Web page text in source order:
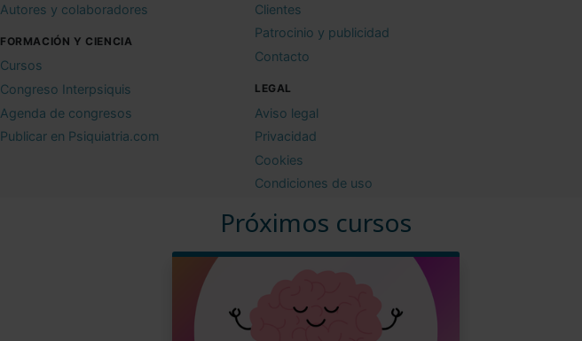
Próximos cursos
Autores y colaboradores
FORMACIÓN Y CIENCIA
Cursos
Congreso Interpsiquis
Agenda de congresos
Publicar en Psiquiatria.com
Clientes
Patrocinio y publicidad
Contacto
LEGAL
Aviso legal
Privacidad
Cookies
Condiciones de uso